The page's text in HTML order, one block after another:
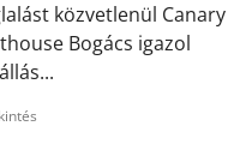
közvetlenül Canary
Bogács igazol